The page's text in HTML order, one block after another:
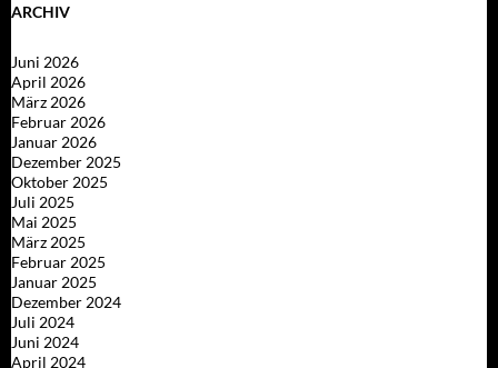
ARCHIV
Juni 2026
April 2026
März 2026
Februar 2026
Januar 2026
Dezember 2025
Oktober 2025
Juli 2025
Mai 2025
März 2025
Februar 2025
Januar 2025
Dezember 2024
Juli 2024
Juni 2024
April 2024